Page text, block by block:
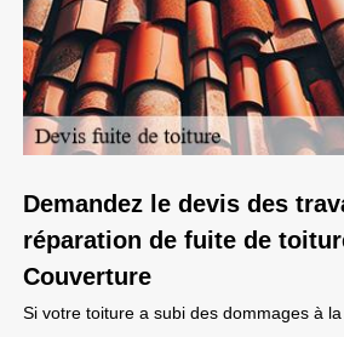
Demandez le devis des
réparation de fuite de
Couverture
Si votre toiture a subi des dommages à la